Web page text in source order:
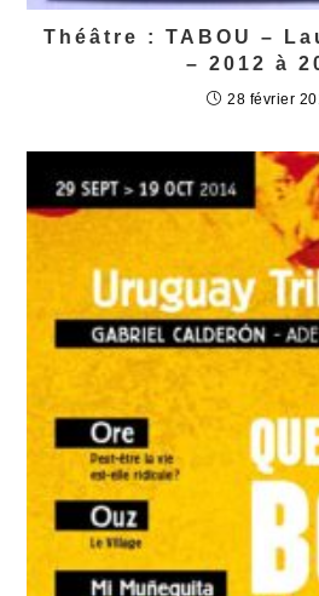
Théâtre : TABOU –
– 2012 à
28 février